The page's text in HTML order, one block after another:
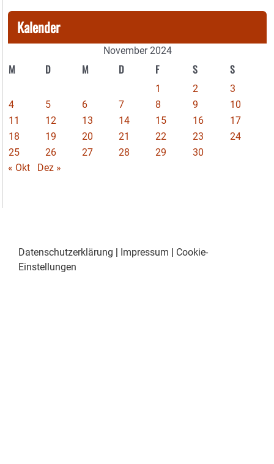
Kalender
November 2024
M D M D F S S
1 2
3
4
5 6 7 8 9
10
11
12 13 14 15 16
17
18
19 20 21 22 23
24
25
26 27 28 29
30
« Okt
Dez »
Datenschutzerklärung | Impressum | Cookie-
Einstellungen